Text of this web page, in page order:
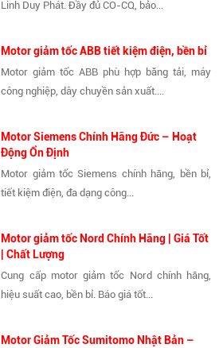
Linh Duy Phát. Đầy đủ CO-CQ, bảo...
Motor giảm tốc ABB tiết kiệm điện, bền bỉ
Motor giảm tốc ABB phù hợp băng tải, máy
công nghiệp, dây chuyền sản xuất....
Motor Siemens Chính Hãng Đức – Hoạt
Động Ổn Định
Motor giảm tốc Siemens chính hãng, bền bỉ,
tiết kiệm điện, đa dạng công...
Motor giảm tốc Nord Chính Hãng | Giá Tốt
| Chất Lượng
Cung cấp motor giảm tốc Nord chính hãng,
hiệu suất cao, bền bỉ. Báo giá tốt...
Motor Giảm Tốc Sumitomo Nhật Bản –